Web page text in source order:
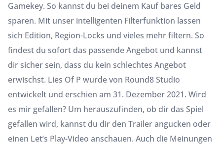
Gamekey. So kannst du bei deinem Kauf bares Geld
sparen. Mit unser intelligenten Filterfunktion lassen
sich Edition, Region-Locks und vieles mehr filtern. So
findest du sofort das passende Angebot und kannst
dir sicher sein, dass du kein schlechtes Angebot
erwischst. Lies Of P wurde von Round8 Studio
entwickelt und erschien am 31. Dezember 2021. Wird
es mir gefallen? Um herauszufinden, ob dir das Spiel
gefallen wird, kannst du dir den Trailer angucken oder
einen Let’s Play-Video anschauen. Auch die Meinungen